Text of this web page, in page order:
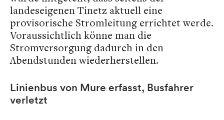
landeseigenen Tinetz aktuell eine
provisorische Stromleitung errichtet werde.
Voraussichtlich könne man die
Stromversorgung dadurch in den
Abendstunden wiederherstellen.
Linienbus von Mure erfasst, Busfahrer
verletzt